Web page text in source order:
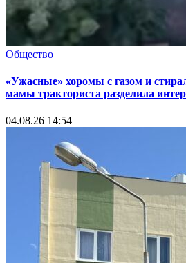
Общество
«Ужасные» хоромы с газом и
мамы тракториста разделила
04.08.26 14:54